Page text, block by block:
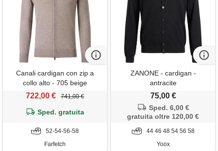
Canali cardigan con zip a
collo alto - 705 beige
722,00 € 741,00 €
Sped. gratuita
52-54-56-58
Farfetch
ZANONE - cardigan -
antracite
75,00 €
Sped. 6,00 €
gratuita oltre 120,00 €
44 46 48 54 56 58
Yoox